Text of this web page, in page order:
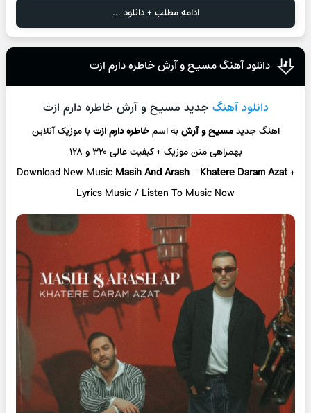
ادامه مطلب + دانلود ...
دانلود آهنگ مسیح و آرش خاطره دارم ازت
دانلود آهنگ جدید مسیح و آرش خاطره دارم ازت
اهنگ جدیدمسیح و آرشبه اسمخاطره دارم ازتبا موزیک آنلاین
بهمراهی متن موزیک + کیفیت عالی ۳۲۰ و ۱۲۸
Download New Music Masih And Arash–Khatere Daram Azat+
Lyrics Music / Listen To Music Now